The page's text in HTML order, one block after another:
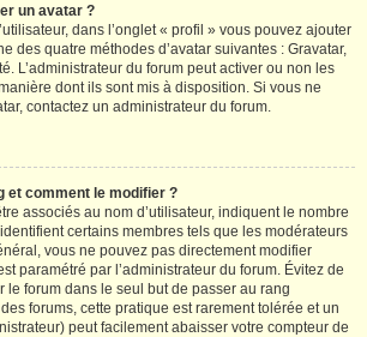
un avatar ?
dans l’onglet « profil » vous pouvez ajouter
des quatre méthodes d’avatar suivantes : Gravatar,
L’administrateur du forum peut activer ou non les
dont ils sont mis à disposition. Si vous ne
contactez un administrateur du forum.
et comment le modifier ?
associés au nom d’utilisateur, indiquent le nombre
certains membres tels que les modérateurs
vous ne pouvez pas directement modifier
paramétré par l’administrateur du forum. Évitez de
le forum dans le seul but de passer au rang
forums, cette pratique est rarement tolérée et un
peut facilement abaisser votre compteur de